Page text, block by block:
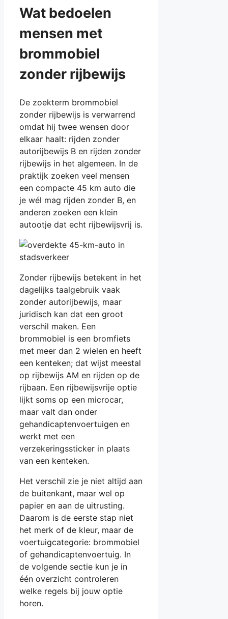
Wat bedoelen
mensen met
brommobiel
zonder rijbewijs
De zoekterm brommobiel
zonder rijbewijs is verwarrend
omdat hij twee wensen door
elkaar haalt: rijden zonder
autorijbewijs B en rijden zonder
rijbewijs in het algemeen. In de
praktijk zoeken veel mensen
een compacte 45 km auto die
je wél mag rijden zonder B, en
anderen zoeken een klein
autootje dat echt rijbewijsvrij is.
Zonder rijbewijs betekent in het
dagelijks taalgebruik vaak
zonder autorijbewijs, maar
juridisch kan dat een groot
verschil maken. Een
brommobiel is een bromfiets
met meer dan 2 wielen en heeft
een kenteken; dat wijst meestal
op rijbewijs AM en rijden op de
rijbaan. Een rijbewijsvrije optie
lijkt soms op een microcar,
maar valt dan onder
gehandicaptenvoertuigen en
werkt met een
verzekeringssticker in plaats
van een kenteken.
Het verschil zie je niet altijd aan
de buitenkant, maar wel op
papier en aan de uitrusting.
Daarom is de eerste stap niet
het merk of de kleur, maar de
voertuigcategorie: brommobiel
of gehandicaptenvoertuig. In
de volgende sectie kun je in
één overzicht controleren
welke regels bij jouw optie
horen.